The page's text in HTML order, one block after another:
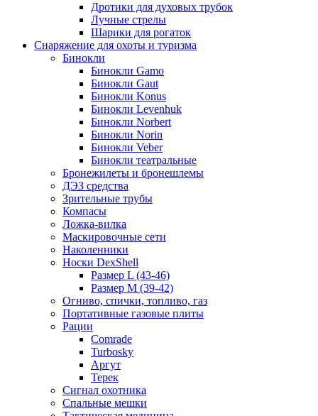
Дротики для духовых трубок
Лучные стрелы
Шарики для рогаток
Снаряжение для охоты и туризма
Бинокли
Бинокли Gamo
Бинокли Gaut
Бинокли Konus
Бинокли Levenhuk
Бинокли Norbert
Бинокли Norin
Бинокли Veber
Бинокли театральные
Бронежилеты и бронешлемы
ДЭЗ средства
Зрительные трубы
Компасы
Ложка-вилка
Маскировочные сети
Наколенники
Носки DexShell
Размер L (43-46)
Размер M (39-42)
Огниво, спички, топливо, газ
Портативные газовые плиты
Рации
Comrade
Turbosky
Аргут
Терек
Сигнал охотника
Спальные мешки